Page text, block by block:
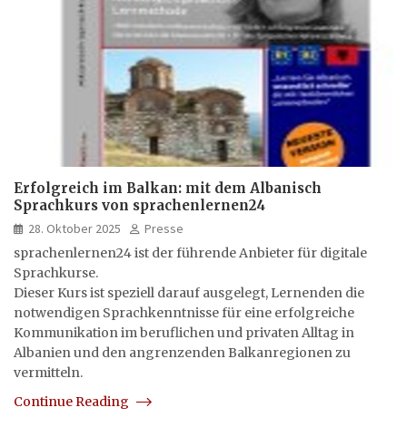
Erfolgreich im Balkan: mit dem Albanisch
Sprachkurs von sprachenlernen24
28. Oktober 2025
Presse
sprachenlernen24 ist der führende Anbieter für digitale
Sprachkurse.
Dieser Kurs ist speziell darauf ausgelegt, Lernenden die
notwendigen Sprachkenntnisse für eine erfolgreiche
Kommunikation im beruflichen und privaten Alltag in
Albanien und den angrenzenden Balkanregionen zu
vermitteln.
Continue Reading